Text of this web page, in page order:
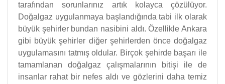
tarafından sorunlarınız artık kolayca çözülüyor.
Doğalgaz uygulanmaya başlandığında tabi ilk olarak
büyük şehirler bundan nasibini aldı. Özellikle Ankara
gibi büyük şehirler diğer şehirlerden önce doğalgaz
uygulamasını tatmış oldular. Birçok şehirde başarı ile
tamamlanan doğalgaz çalışmalarının bitişi ile de
insanlar rahat bir nefes aldı ve gözlerini daha temiz